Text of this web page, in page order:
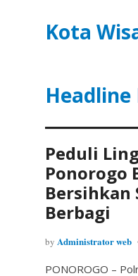
Kota
Headline
Peduli
Ponorogo
Bersihkan
Berbagi
by Administrator web
PONOROGO –